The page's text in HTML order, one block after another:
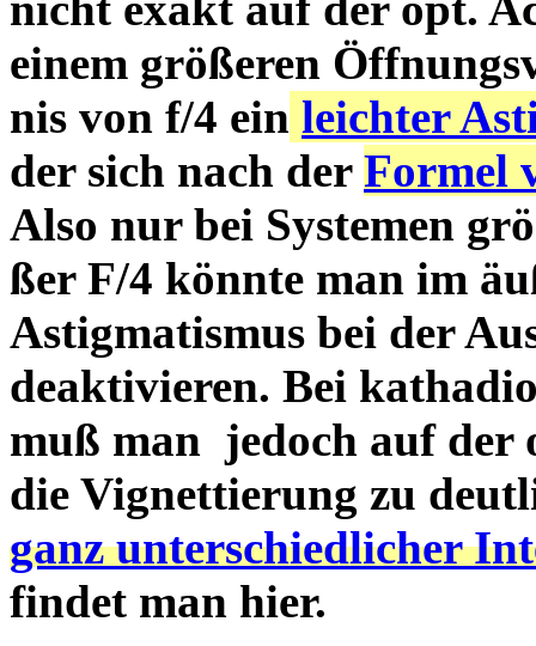
einem größeren
nis von f/4 ein leichter
der sich nach der Formel
Also nur bei Systemen
ßer F/4 könnte man im
Astigmatismus bei der
deaktivieren. Bei
muß man jedoch auf der
die Vignettierung zu
ganz unterschiedlicher
findet man hier.